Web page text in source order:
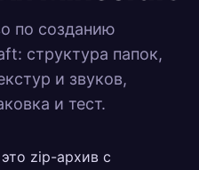
по созданию
структура папок,
и звуков,
и тест.
zip-архив с